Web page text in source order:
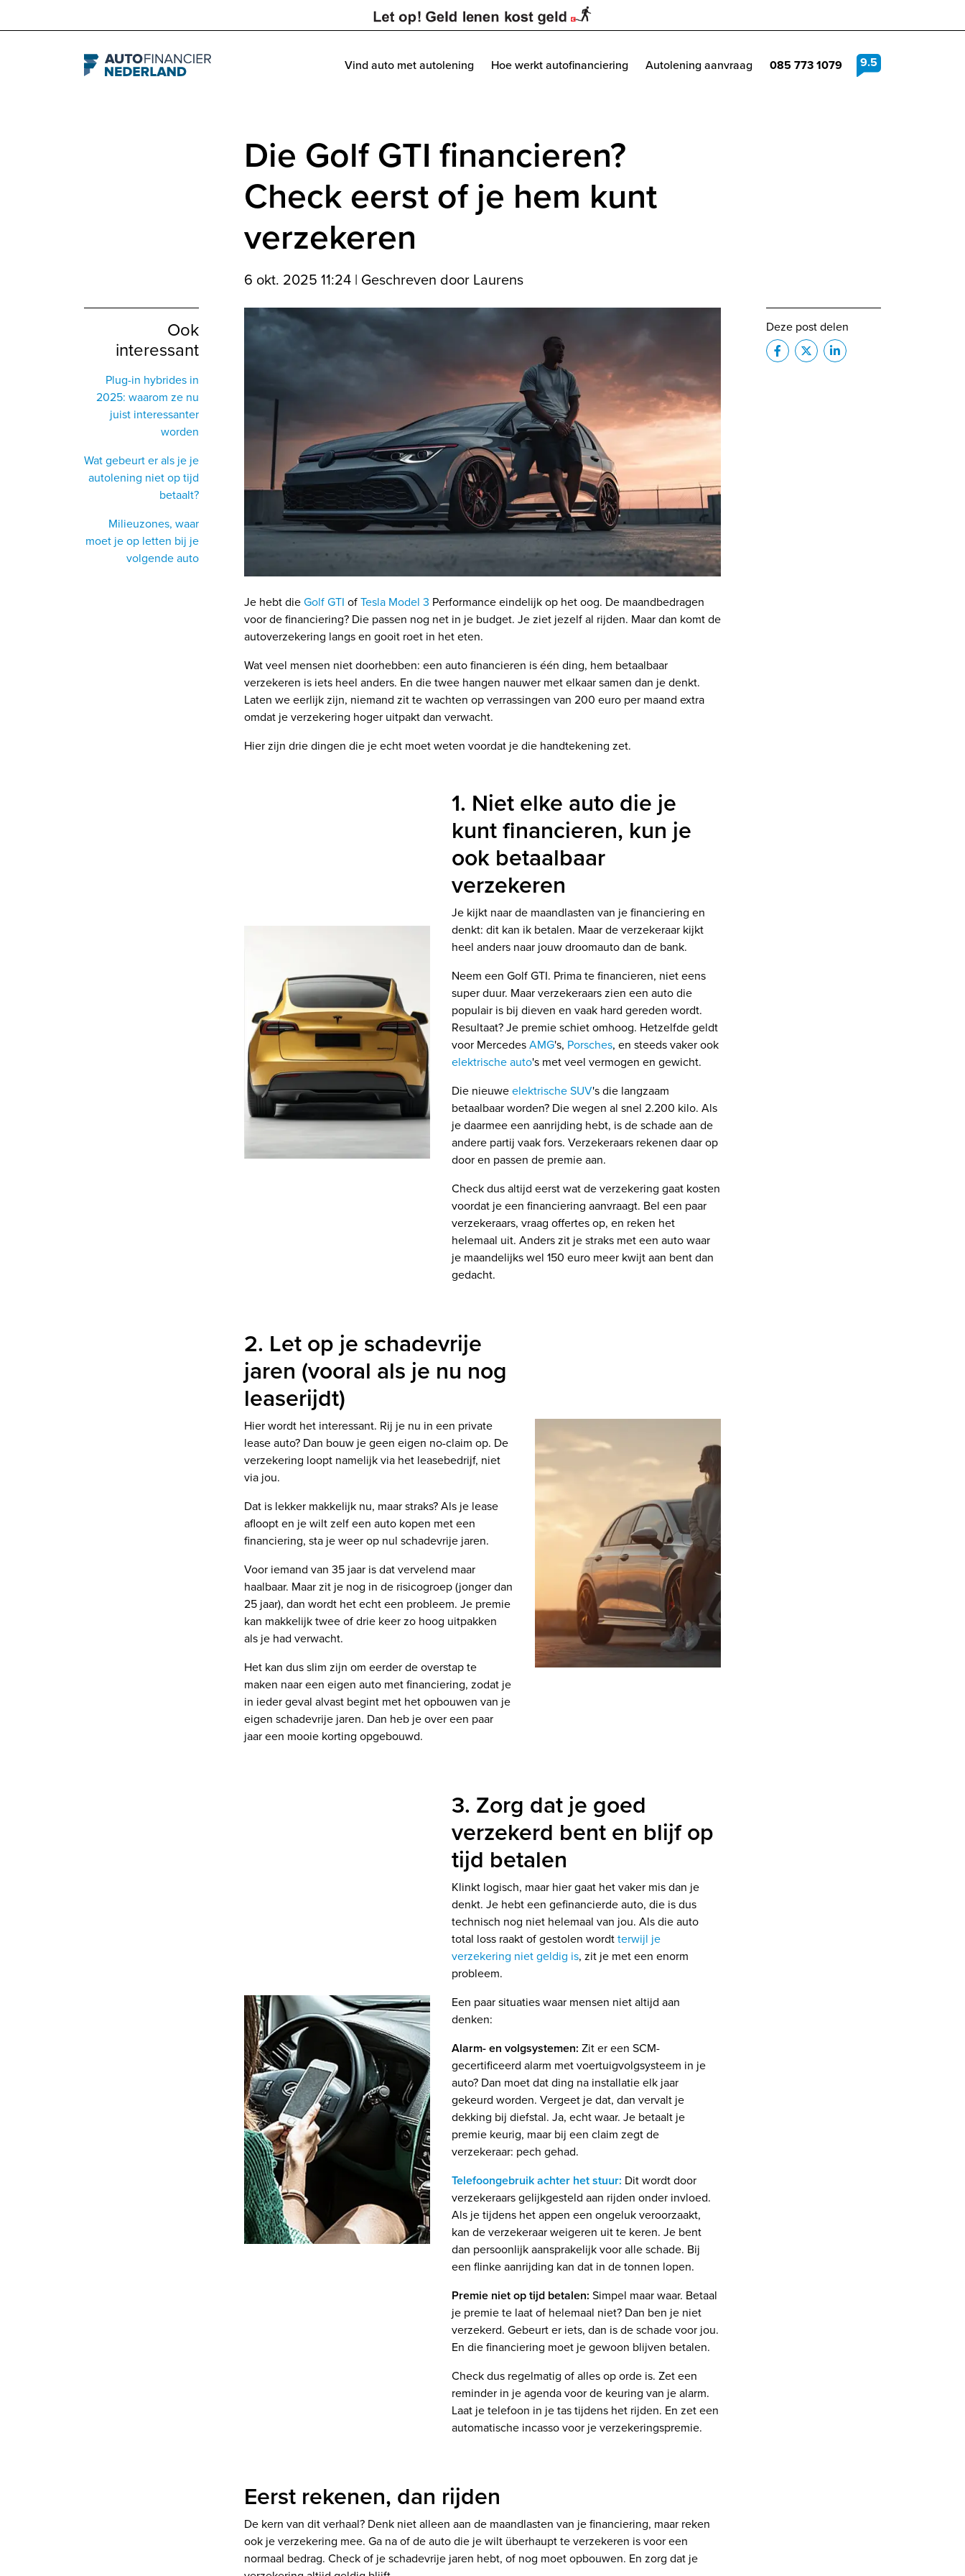
Navigation 9.5
Vind auto met autolening Hoe werkt autofinanciering Autolening aanvraag 085 773 1079
Die Golf GTI financieren?
Check eerst of je hem kunt
verzekeren
6 okt. 2025 11:24 | Geschreven door Laurens
Ook
interessant
Plug-in hybrides in
2025: waarom ze nu
juist interessanter
worden
Wat gebeurt er als je je
autolening niet op tijd
betaalt?
Milieuzones, waar
moet je op letten bij je
volgende auto
Deze post delen
Je hebt dieGolf GTI ofTesla Model 3 Performance eindelijk op het oog. De maandbedragen
voor de financiering? Die passen nog net in je budget. Je ziet jezelf al rijden. Maar dan komt de
autoverzekering langs en gooit roet in het eten.
Wat veel mensen niet doorhebben: een auto financieren is één ding, hem betaalbaar
verzekeren is iets heel anders. En die twee hangen nauwer met elkaar samen dan je denkt.
Laten we eerlijk zijn, niemand zit te wachten op verrassingen van 200 euro per maand extra
omdat je verzekering hoger uitpakt dan verwacht.
Hier zijn drie dingen die je echt moet weten voordat je die handtekening zet.
1. Niet elke auto die je
kunt financieren, kun je
ook betaalbaar
verzekeren
Je kijkt naar de maandlasten van je financiering en
denkt: dit kan ik betalen. Maar de verzekeraar kijkt
heel anders naar jouw droomauto dan de bank.
Neem een Golf GTI. Prima te financieren, niet eens
super duur. Maar verzekeraars zien een auto die
populair is bij dieven en vaak hard gereden wordt.
Resultaat? Je premie schiet omhoog. Hetzelfde geldt
voor MercedesAMG's, Porsches, en steeds vaker ook
elektrische auto's met veel vermogen en gewicht.
Die nieuweelektrische SUV's die langzaam
betaalbaar worden? Die wegen al snel 2.200 kilo. Als
je daarmee een aanrijding hebt, is de schade aan de
andere partij vaak fors. Verzekeraars rekenen daar op
door en passen de premie aan.
Check dus altijd eerst wat de verzekering gaat kosten
voordat je een financiering aanvraagt. Bel een paar
verzekeraars, vraag offertes op, en reken het
helemaal uit. Anders zit je straks met een auto waar
je maandelijks wel 150 euro meer kwijt aan bent dan
gedacht.
2. Let op je schadevrije
jaren (vooral als je nu nog
leaserijdt)
Hier wordt het interessant. Rij je nu in een private
lease auto? Dan bouw je geen eigen no-claim op. De
verzekering loopt namelijk via het leasebedrijf, niet
via jou.
Dat is lekker makkelijk nu, maar straks? Als je lease
afloopt en je wilt zelf een auto kopen met een
financiering, sta je weer op nul schadevrije jaren.
Voor iemand van 35 jaar is dat vervelend maar
haalbaar. Maar zit je nog in de risicogroep (jonger dan
25 jaar), dan wordt het echt een probleem. Je premie
kan makkelijk twee of drie keer zo hoog uitpakken
als je had verwacht.
Het kan dus slim zijn om eerder de overstap te
maken naar een eigen auto met financiering, zodat je
in ieder geval alvast begint met het opbouwen van je
eigen schadevrije jaren. Dan heb je over een paar
jaar een mooie korting opgebouwd.
3. Zorg dat je goed
verzekerd bent en blijf op
tijd betalen
Klinkt logisch, maar hier gaat het vaker mis dan je
denkt. Je hebt een gefinancierde auto, die is dus
technisch nog niet helemaal van jou. Als die auto
total loss raakt of gestolen wordtterwijl je
verzekering niet geldig is, zit je met een enorm
probleem.
Een paar situaties waar mensen niet altijd aan
denken:
Alarm- en volgsystemen: Zit er een SCM-
gecertificeerd alarm met voertuigvolgsysteem in je
auto? Dan moet dat ding na installatie elk jaar
gekeurd worden. Vergeet je dat, dan vervalt je
dekking bij diefstal. Ja, echt waar. Je betaalt je
premie keurig, maar bij een claim zegt de
verzekeraar: pech gehad.
Telefoongebruik achter het stuur: Dit wordt door
verzekeraars gelijkgesteld aan rijden onder invloed.
Als je tijdens het appen een ongeluk veroorzaakt,
kan de verzekeraar weigeren uit te keren. Je bent
dan persoonlijk aansprakelijk voor alle schade. Bij
een flinke aanrijding kan dat in de tonnen lopen.
Premie niet op tijd betalen:Simpel maar waar. Betaal
je premie te laat of helemaal niet? Dan ben je niet
verzekerd. Gebeurt er iets, dan is de schade voor jou.
En die financiering moet je gewoon blijven betalen.
Check dus regelmatig of alles op orde is. Zet een
reminder in je agenda voor de keuring van je alarm.
Laat je telefoon in je tas tijdens het rijden. En zet een
automatische incasso voor je verzekeringspremie.
Eerst rekenen, dan rijden
De kern van dit verhaal? Denk niet alleen aan de maandlasten van je financiering, maar reken
ook je verzekering mee. Ga na of de auto die je wilt überhaupt te verzekeren is voor een
normaal bedrag. Check of je schadevrije jaren hebt, of nog moet opbouwen. En zorg dat je